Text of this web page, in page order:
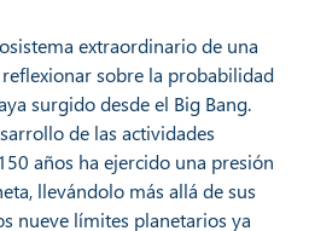
extraordinario de una
sobre la probabilidad
surgido desde el Big Bang.
de las actividades
años ha ejercido una presión
llevándolo más allá de sus
nueve límites planetarios ya